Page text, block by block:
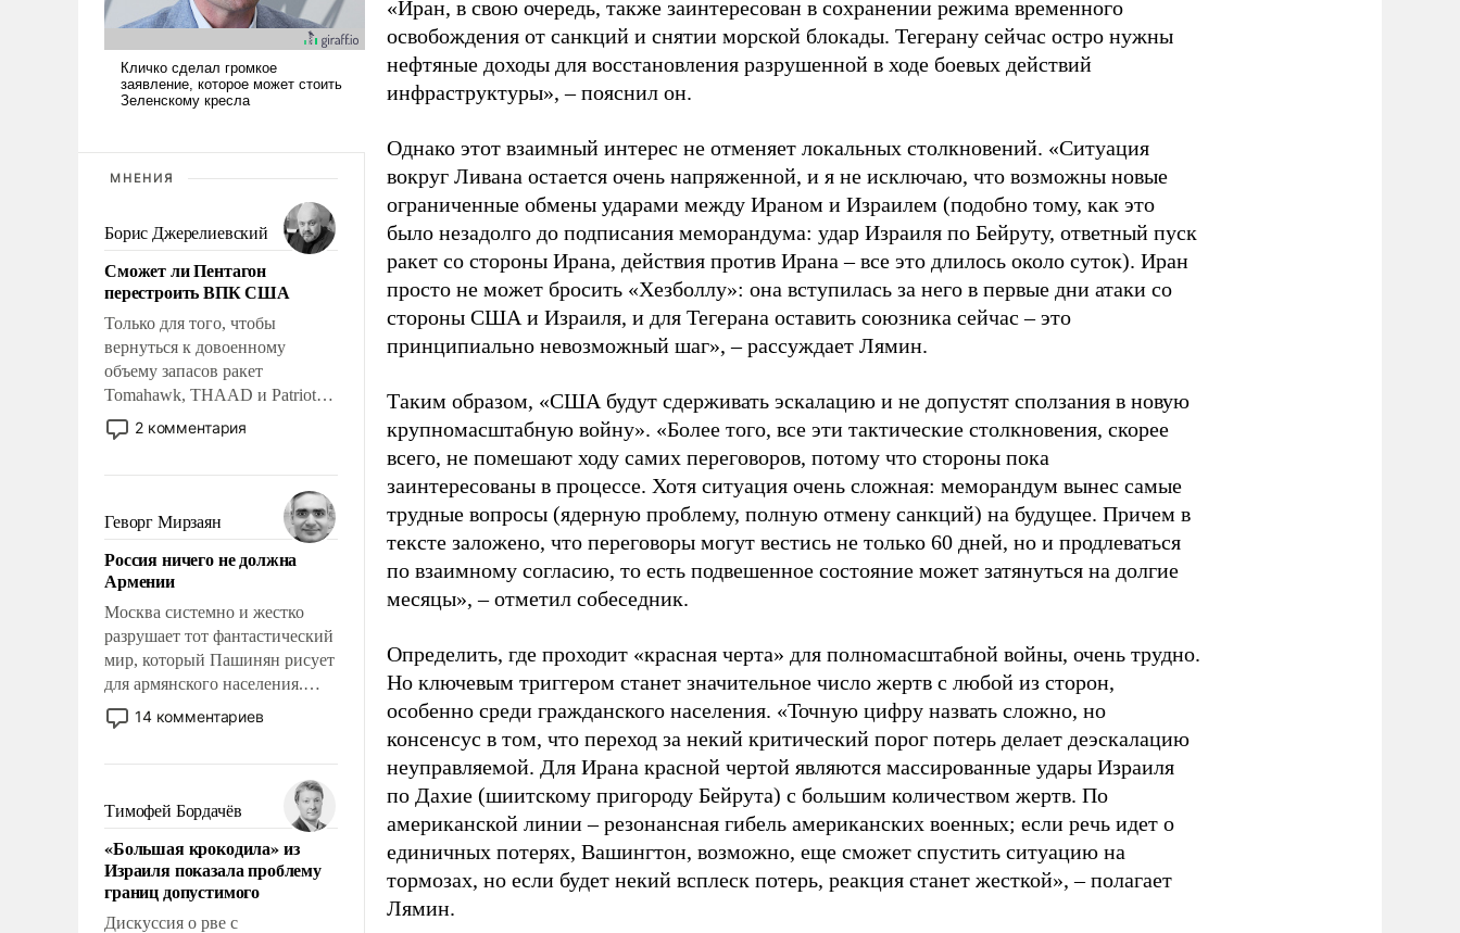
МНЕНИЯ
Борис Джерелиевский
Сможет ли Пентагон
перестроить ВПК США
Только для того, чтобы
вернуться к довоенному
объему запасов ракет
Tomahawk, THAAD и Patriot
США потребуется более трех
лет. Даже небольшая война с
Сложившаяся ситуация
означает многолетний период
уязвимости США, например,
перед Китаем.
2 комментария
Геворг Мирзаян
Россия ничего не должна
Армении
Москва системно и жестко
разрушает тот фантастический
мир, который Пашинян рисует
для армянского населения.
Мир, где этому населению все
должны просто по
политические прожекты будут
беспрекословно оплачиваться
за счет российских
налогоплательщиков и где за
свои поступки не нужно
отвечать.
14 комментариев
Тимофей Бордачёв
«Большая крокодила» из
Израиля показала проблему
границ допустимого
Дискуссия о рве с
«Иран, в свою очередь, также заинтересован в сохранении режима временного
освобождения от санкций и снятии морской блокады. Тегерану сейчас остро нужны
нефтяные доходы для восстановления разрушенной в ходе боевых действий
инфраструктуры», – пояснил он.
Однако этот взаимный интерес не отменяет локальных столкновений. «Ситуация
вокруг Ливана остается очень напряженной, и я не исключаю, что возможны новые
ограниченные обмены ударами между Ираном и Израилем (подобно тому, как это
было незадолго до подписания меморандума: удар Израиля по Бейруту, ответный пуск
ракет со стороны Ирана, действия против Ирана – все это длилось около суток). Иран
просто не может бросить «Хезболлу»: она вступилась за него в первые дни атаки со
стороны США и Израиля, и для Тегерана оставить союзника сейчас – это
принципиально невозможный шаг», – рассуждает Лямин.
Таким образом, «США будут сдерживать эскалацию и не допустят сползания в новую
крупномасштабную войну». «Более того, все эти тактические столкновения, скорее
всего, не помешают ходу самих переговоров, потому что стороны пока
заинтересованы в процессе. Хотя ситуация очень сложная: меморандум вынес самые
трудные вопросы (ядерную проблему, полную отмену санкций) на будущее. Причем в
тексте заложено, что переговоры могут вестись не только 60 дней, но и продлеваться
по взаимному согласию, то есть подвешенное состояние может затянуться на долгие
месяцы», – отметил собеседник.
Определить, где проходит «красная черта» для полномасштабной войны, очень трудно.
Но ключевым триггером станет значительное число жертв с любой из сторон,
особенно среди гражданского населения. «Точную цифру назвать сложно, но
консенсус в том, что переход за некий критический порог потерь делает деэскалацию
неуправляемой. Для Ирана красной чертой являются массированные удары Израиля
по Дахие (шиитскому пригороду Бейрута) с большим количеством жертв. По
американской линии – резонансная гибель американских военных; если речь идет о
единичных потерях, Вашингтон, возможно, еще сможет спустить ситуацию на
тормозах, но если будет некий всплеск потерь, реакция станет жесткой», – полагает
Лямин.